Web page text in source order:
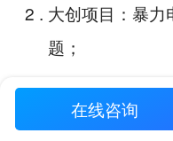
2 . 大创项目：暴力
题；
Offer展示
在线咨询